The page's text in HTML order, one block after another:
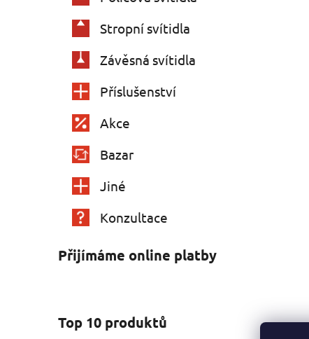
Stropní svítidla
Závěsná svítidla
Příslušenství
Akce
Bazar
Jiné
Konzultace
Přijímáme online platby
Top 10 produktů